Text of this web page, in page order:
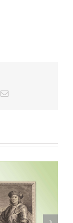
Correo